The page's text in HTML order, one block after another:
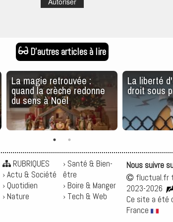
D'autres articles à lire
La magie retrouvée :
quand la crèche redonne
du sens à Noël
La liberté
droit sous
RUBRIQUES
› Actu & Société
› Quotidien
› Nature
› Santé & Bien-
être
› Boire & Manger
› Tech & Web
Nous suivre
fluctual.fr
2023-2026
Ce site a été
France